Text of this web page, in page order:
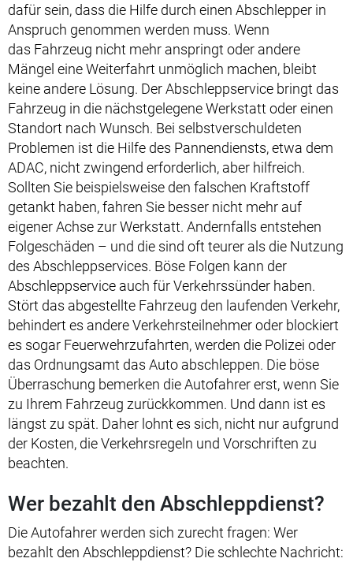
dafür sein, dass die Hilfe durch einen Abschlepper in
Anspruch genommen werden muss. Wenn
das Fahrzeug nicht mehr anspringt oder andere
Mängel eine Weiterfahrt unmöglich machen, bleibt
keine andere Lösung. Der Abschleppservice bringt das
Fahrzeug in die nächstgelegene Werkstatt oder einen
Standort nach Wunsch. Bei selbstverschuldeten
Problemen ist die Hilfe des Pannendiensts, etwa dem
ADAC, nicht zwingend erforderlich, aber hilfreich.
Sollten Sie beispielsweise den falschen Kraftstoff
getankt haben, fahren Sie besser nicht mehr auf
eigener Achse zur Werkstatt. Andernfalls entstehen
Folgeschäden – und die sind oft teurer als die Nutzung
des Abschleppservices. Böse Folgen kann der
Abschleppservice auch für Verkehrssünder haben.
Stört das abgestellte Fahrzeug den laufenden Verkehr,
behindert es andere Verkehrsteilnehmer oder blockiert
es sogar Feuerwehrzufahrten, werden die Polizei oder
das Ordnungsamt das Auto abschleppen. Die böse
Überraschung bemerken die Autofahrer erst, wenn Sie
zu Ihrem Fahrzeug zurückkommen. Und dann ist es
längst zu spät. Daher lohnt es sich, nicht nur aufgrund
der Kosten, die Verkehrsregeln und Vorschriften zu
beachten.
Wer bezahlt den Abschleppdienst?
Die Autofahrer werden sich zurecht fragen: Wer
bezahlt den Abschleppdienst? Die schlechte Nachricht: